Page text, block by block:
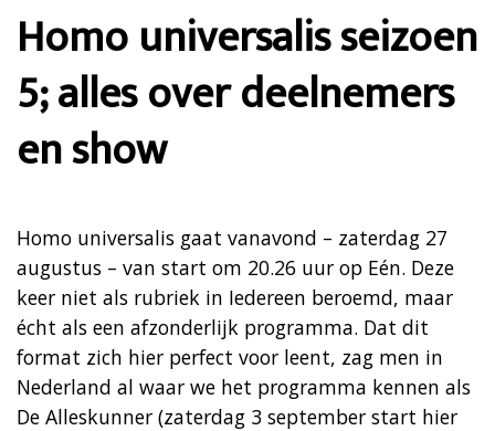
Homo universalis seizoen
5; alles over deelnemers
en show
Homo universalis gaat vanavond – zaterdag 27
augustus – van start om 20.26 uur op Eén. Deze
keer niet als rubriek in Iedereen beroemd, maar
écht als een afzonderlijk programma. Dat dit
format zich hier perfect voor leent, zag men in
Nederland al waar we het programma kennen als
De Alleskunner (zaterdag 3 september start hier